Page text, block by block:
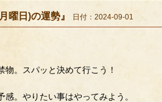
曜日)の運勢』 日付：2024-09-01
物。スパッと決めて行こう！
感。やりたい事はやってみよう。